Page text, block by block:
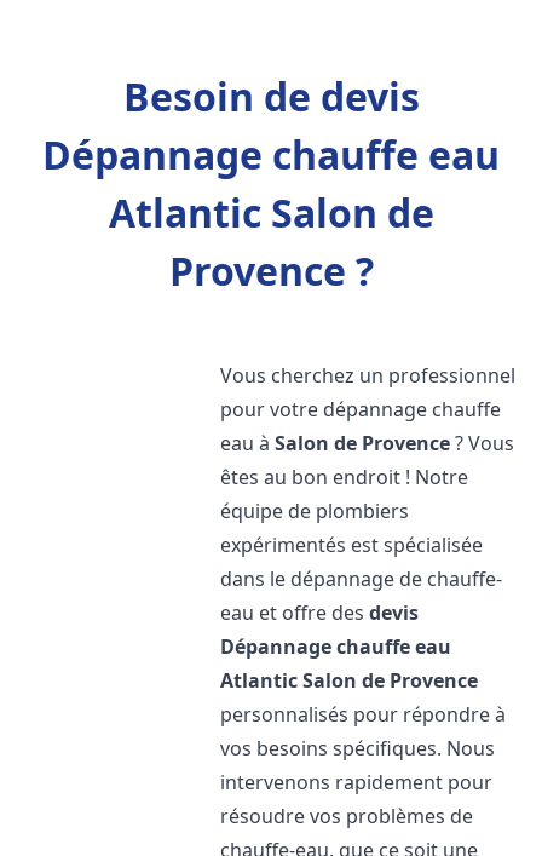
Besoin de devis
Dépannage chauffe eau
Atlantic Salon de
Provence ?
Vous cherchez un professionnel
pour votre dépannage chauffe
eau àSalon de Provence? Vous
êtes au bon endroit ! Notre
équipe de plombiers
expérimentés est spécialisée
dans le dépannage de chauffe-
eau et offre desdevis
Dépannage chauffe eau
AtlanticSalon de Provence
personnalisés pour répondre à
vos besoins spécifiques. Nous
intervenons rapidement pour
résoudre vos problèmes de
chauffe-eau, que ce soit une